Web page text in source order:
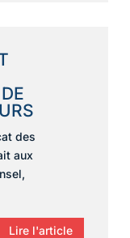
des
aux
Lire l'article